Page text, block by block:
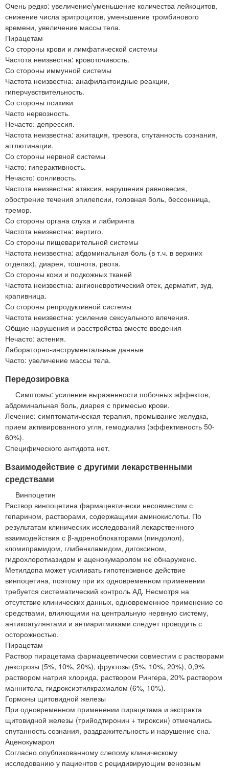
Очень редко: увеличение/уменьшение количества лейкоцитов,
снижение числа эритроцитов, уменьшение тромбинового
времени, увеличение массы тела.
Пирацетам
Со стороны крови и лимфатической системы
Частота неизвестна: кровоточивость.
Со стороны иммунной системы
Частота неизвестна: анафилактоидные реакции,
гиперчувствительность.
Со стороны психики
Часто нервозность.
Нечасто: депрессия.
Частота неизвестна: ажитация, тревога, спутанность сознания,
агглютинации.
Со стороны нервной системы
Часто: гиперактивность.
Нечасто: сонливость.
Частота неизвестна: атаксия, нарушения равновесия,
обострение течения эпилепсии, головная боль, бессонница,
тремор.
Со стороны органа слуха и лабиринта
Частота неизвестна: вертиго.
Со стороны пищеварительной системы
Частота неизвестна: абдоминальная боль (в т.ч. в верхних
отделах), диарея, тошнота, рвота.
Со стороны кожи и подкожных тканей
Частота неизвестна: ангионевротический отек, дерматит, зуд,
крапивница.
Со стороны репродуктивной системы
Частота неизвестна: усиление сексуального влечения.
Общие нарушения и расстройства вместе введения
Нечасто: астения.
Лабораторно-инструментальные данные
Часто: увеличение массы тела.
Передозировка
Симптомы: усиление выраженности побочных эффектов,
абдоминальная боль, диарея с примесью крови.
Лечение: симптоматическая терапия, промывание желудка,
прием активированного угля, гемодиализ (эффективность 50-
60%).
Специфического антидота нет.
Взаимодействие с другими лекарственными
средствами
Винпоцетин
Раствор винпоцетина фармацевтически несовместим с
гепарином, растворами, содержащими аминокислоты. По
результатам клинических исследований лекарственного
взаимодействия с β-адреноблокаторами (пиндолол),
кломипрамидом, глибенкламидом, дигоксином,
гидрохлоротиазидом и аценокумаролом не обнаружено.
Метилдопа может усиливать гипотензивное действие
винпоцетина, поэтому при их одновременном применении
требуется систематический контроль АД. Несмотря на
отсутствие клинических данных, одновременное применение со
средствами, влияющими на центральную нервную систему,
антикоагулянтами и антиаритмиками следует проводить с
осторожностью.
Пирацетам
Раствор пирацетама фармацевтически совместим с растворами
декстрозы (5%, 10%, 20%), фруктозы (5%, 10%, 20%), 0,9%
раствором натрия хлорида, раствором Рингера, 20% раствором
маннитола, гидроксиэтилкрахмалом (6%, 10%).
Гормоны щитовидной железы
При одновременном применении пирацетама и экстракта
щитовидной железы (трийодтиронин + тироксин) отмечались
спутанность сознания, раздражительность и нарушение сна.
Аценокумарол
Согласно опубликованному слепому клиническому
исследованию у пациентов с рецидивирующим венозным